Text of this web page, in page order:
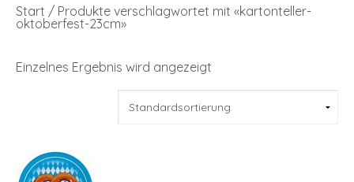
Start / Produkte verschlagwortet mit «kartonteller-
oktoberfest-23cm»
Einzelnes Ergebnis wird angezeigt